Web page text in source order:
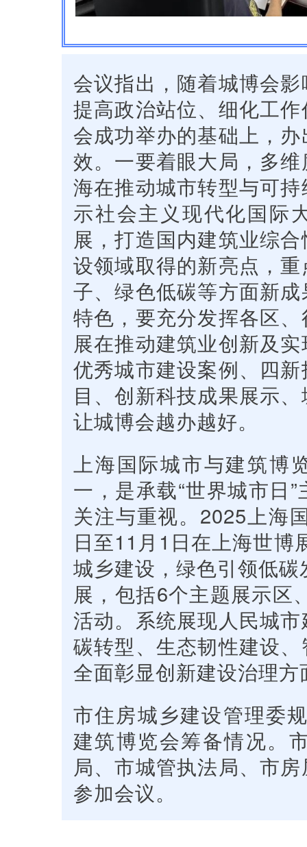
会议指出，随着城博会
提高政治站位、细化工
会成功举办的基础上，
效。 一要着眼大局，多
海在推动城市转型与可
示社会主义现代化国际
展，打造国内建筑业综
设领域取得的新亮点，
子、绿色低碳等方面新
特色，要充分发挥各区
展在推动建筑业创新及
优秀城市建设案例、四
目、创新科技成果展示
让城博会越办越好。
上海国际城市与建筑博
一，是承载“世界城市日
关注与重视。2025上海
日至11月1日在上海世博
城乡建设，绿色引领低碳
展，包括6个主题展示区
活动。系统展现人民城
碳转型、生态韧性建设
全面彰显创新建设治理
市住房城乡建设管理委
建筑博览会筹备情况。
局、市城管执法局、市
参加会议。